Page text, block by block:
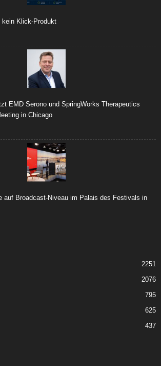
Klick-Produkt
EMD Serono und SpringWorks Therapeutics
in Chicago
auf Broadcast-Niveau im Palais des Festivals in
2251
2076
795
625
437